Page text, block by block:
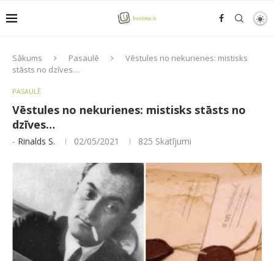
Sākums Pasaulē
Vēstules no nekurienes: mistisks
stāsts no dzīves…
PASAULĒ
Vēstules no nekurienes: mistisks stāsts no
dzīves…
- Rinalds S. 02/05/2021 825 Skatījumi